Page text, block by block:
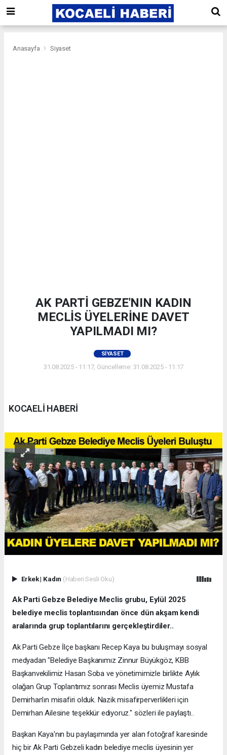
Anasayfa Siyaset
AK PARTİ GEBZE'NIN KADIN
MECLİS ÜYELERİNE DAVET
YAPILMADI MI?
SIYASET
31.08.2025 - 11:17, Güncelleme: 31.08.2025 - 11:17
KOCAELİ HABERİ
Erkek| Kadın (Haberi Sesli Oku)
Ak Parti Gebze Belediye Meclis grubu, Eylül 2025
belediye meclis toplantısından önce dün akşam kendi
aralarında grup toplantılarını gerçekleştirdiler..
Ak Parti Gebze İlçe başkanı Recep Kaya bu buluşmayı sosyal
medyadan "Belediye Başkanımız Zinnur Büyükgöz, KBB
Başkanvekilimiz Hasan Soba ve yönetimimizle birlikte Aylık
olağan Grup Toplantımız sonrası Meclis üyemiz Mustafa
Demirhan’ın misafiri olduk. Nazik misafirperverlikleri için
Demirhan Ailesine teşekkür ediyoruz." sözleri ile paylaştı..
Başkan Kaya'nın bu paylaşımında yer alan fotoğraf karesinde
hiç bir Ak Parti Gebzeli kadın belediye meclis üyesinin yer